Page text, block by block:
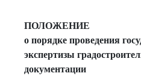
ПОЛОЖЕНИЕ
о порядке проведения
экспертизы
документации